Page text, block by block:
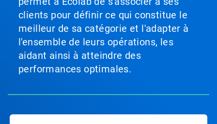
clients pour définir ce qui constitue le
meilleur de sa catégorie et l'adapter à
l'ensemble de leurs opérations, les
aidant ainsi à atteindre des
performances optimales.